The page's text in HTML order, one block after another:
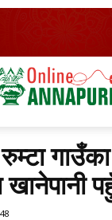
खानेपानी